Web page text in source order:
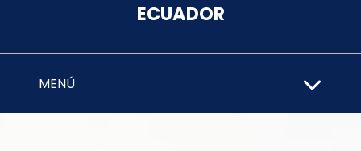
ECUADOR
MENÚ